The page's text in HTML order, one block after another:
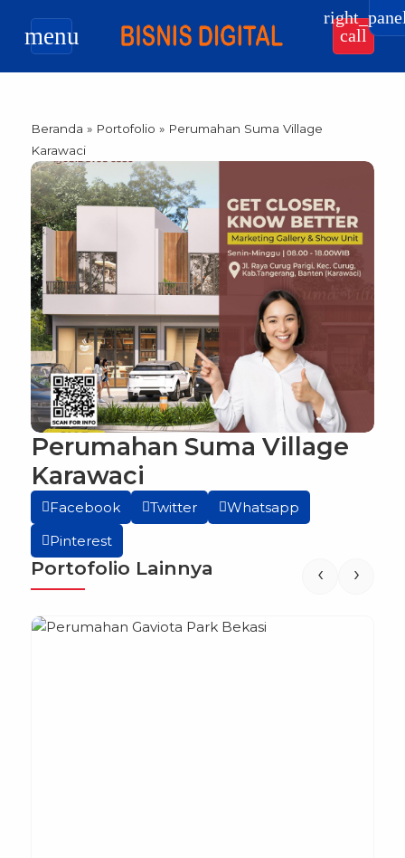
menu call
Beranda » Portofolio » Perumahan Suma Village
Karawaci
Perumahan Suma Village
Karawaci
Facebook Twitter
Whatsapp
Pinterest
Portofolio Lainnya ‹ ›